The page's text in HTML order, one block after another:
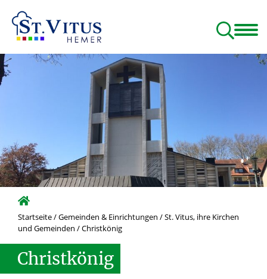
Startseite/Gemeinden & Einrichtungen /St. Vitus, ihre Kirchen
und Gemeinden /Christkönig
Christkönig